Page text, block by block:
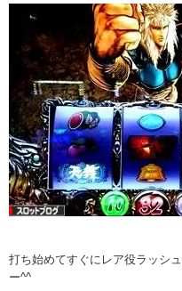
打ち始めてすぐにレア役ラッシ
ー^^